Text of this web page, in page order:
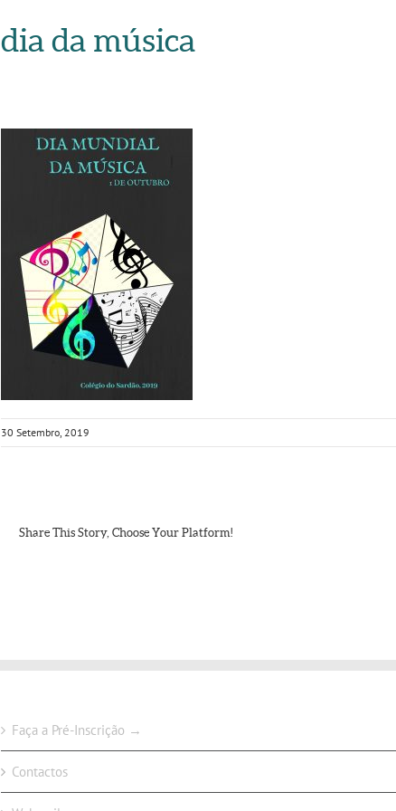
dia da música
30 Setembro, 2019
Share This Story, Choose Your Platform!
Faça a Pré-Inscrição →
Contactos